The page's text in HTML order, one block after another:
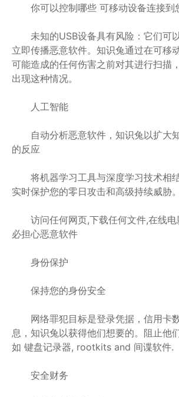
你可以控制哪些 可移动设备连接到
未知的USB设备具有风险：它们可
立即传播恶意软件。知识兔通过在可移
可能造成的任何伤害之前对其进行扫描
出现这种情况。
人工智能
自动分析恶意软件，知识兔以扩大
的反应
将机器学习工具与深度学习技术相
实时保护您的零日攻击和高级持续威胁。
访问任何网页,下载任何文件,在线电
必担心恶意软件
身份保护
保持您的身份安全
网络罪犯目标是登录凭据，信用卡
息，知识兔以获得他们想要的。阻止他
如 键盘记录器, rootkits and 间谍软件.
安全财务